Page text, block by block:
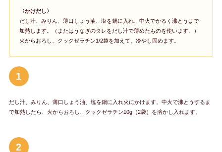
〈かけだし〉
だし汁、みりん、薄口しょう油、塩を鍋に入れ、中火でかるく沸とうまで
加熱します。（またはうなぎのタレをだし汁で薄めたものを使います。）
火からおろし、クックゼラチン1/2袋を加えて、冷やし固めます。
1
だし汁、みりん、薄口しょう油、塩を鍋に入れ火にかけます。中火で沸とうするま
で加熱したら、火からおろし、クックゼラチン10g（2袋）を溶かし入れます。
2